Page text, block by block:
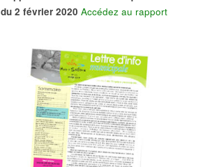
du 2 février 2020 Accédez au rapport